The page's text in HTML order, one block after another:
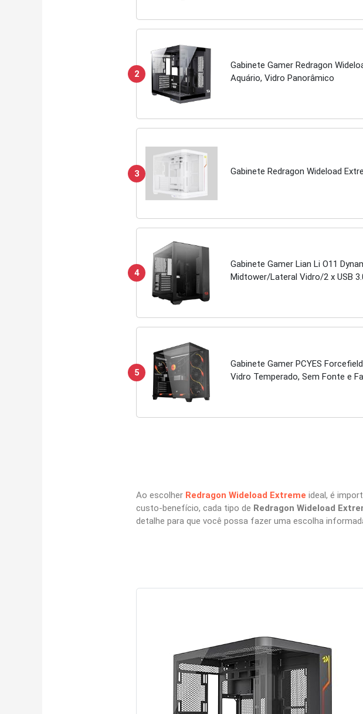
2
Gabinete Gamer Redragon
Aquário, Vidro Panorâmico
3 Gabinete Redragon Wideload
4
Gabinete Gamer Lian Li O11
Midtower/Lateral Vidro/2 x USB
5
Gabinete Gamer PCYES
Vidro Temperado, Sem Fonte e
Ao escolher Redragon Wideload Extreme ideal, é
custo-benefício, cada tipo de Redragon Wideload
detalhe para que você possa fazer uma escolha